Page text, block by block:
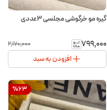
گیره مو خرگوشی مجلسی 3عددی
۷۹۹٬۰۰۰ ۲٬۱۷۰٬۰۰۰
افزودن به سبد
%63